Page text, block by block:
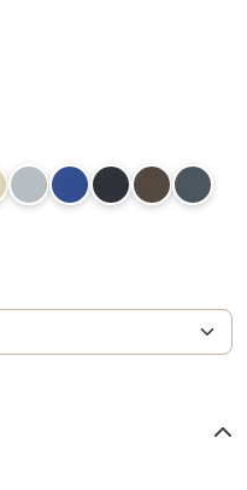
8 9 10 11
12